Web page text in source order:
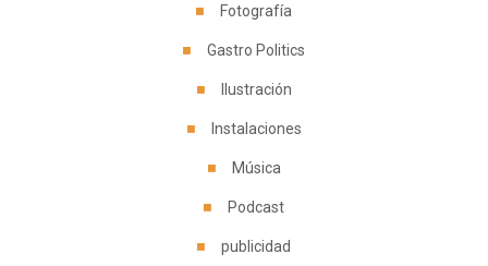
Fotografía
Gastro Politics
Ilustración
Instalaciones
Música
Podcast
publicidad